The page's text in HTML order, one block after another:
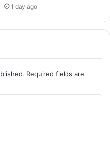
1 day ago
Required fields are